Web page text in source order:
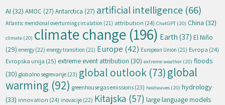
AI (32) AMOC (27) Antarctica (27) artificial intelligence (66)
Atlantic meridional overturning circulation (21) attribution (24) ChatGPT (20) China (32)
climate (20) climate change (196) Earth (37) El Niño
(29) energy (22) energy transition (21) Europe (42) European Union (21) Evropa (24)
Evropska unija (25) extreme event attribution (30) extreme weather (20) floods
(30) globalno segrevanje (23) global outlook (73)global
warming (92) greenhouse gas emissions (23) heatwaves (20) hydrology
(33) innovation (24) inovacije (22) Kitajska (57) large language models